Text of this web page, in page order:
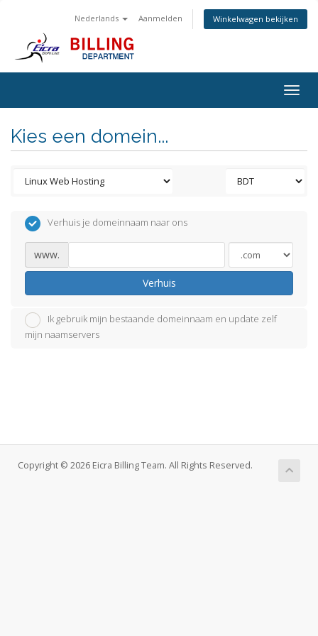
Nederlands Aanmelden Winkelwagen bekijken
Kies een domein...
Verhuis je domeinnaam naar ons
www.
Verhuis
Ik gebruik mijn bestaande domeinnaam en update zelf
mijn naamservers
Copyright © 2026 Eicra Billing Team. All Rights Reserved.